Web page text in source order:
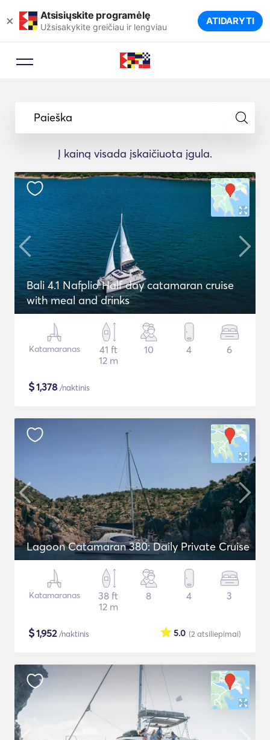
× Atsisiųskite programėlę
Užsisakykite greičiau ir lengviau ATIDARYTI
Paieška
Į kainą visada įskaičiuota įgula.
Bali 4.1 Nafplio Half day catamaran cruise
with meal and drinks
Katamaranas
41 ft
12 m
10 4 6
$1,378 /naktinis
Lagoon Catamaran 380: Daily Private Cruise
Katamaranas
38 ft
12 m
8 4 3
$1,952/naktinis (2 atsiliepimai)
5.0